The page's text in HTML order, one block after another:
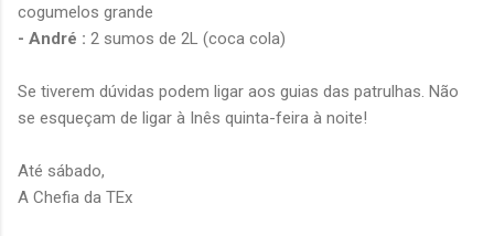
cogumelos grande
- André : 2 sumos de 2L (coca cola)
Se tiverem dúvidas podem ligar aos guias das patrulhas. Não
se esqueçam de ligar à Inês quinta-feira à noite!
Até sábado,
A Chefia da TEx